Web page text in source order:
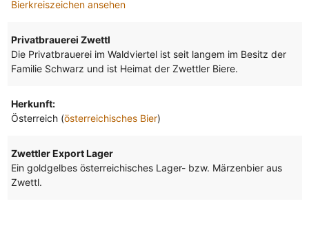
Bierkreiszeichen ansehen
Privatbrauerei Zwettl
Die Privatbrauerei im Waldviertel ist seit langem im Besitz der
Familie Schwarz und ist Heimat der Zwettler Biere.
Herkunft:
Österreich (österreichisches Bier)
Zwettler Export Lager
Ein goldgelbes österreichisches Lager- bzw. Märzenbier aus
Zwettl.